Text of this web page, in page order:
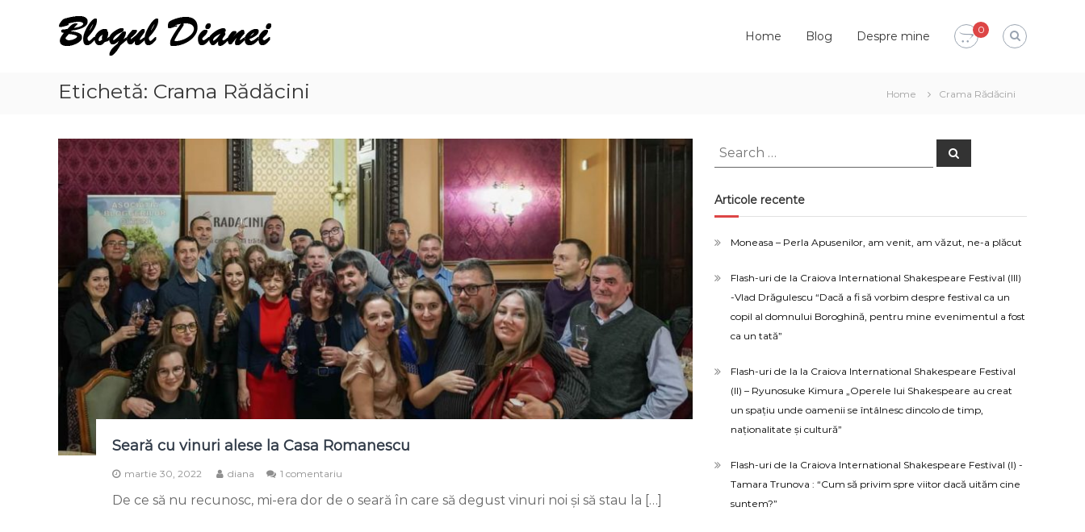
Blogul
Dianei
Blognotes
opinie,
alte
finețuri
Home Blog Despre mine 0
Etichetă: Crama Rădăcini Home Crama Rădăcini
Seară cu vinuri alese la Casa Romanescu
martie 30, 2022 diana 1 comentariu
cu
De ce să nu recunosc, mi-era dor de o seară în care să degust vinuri noi și să stau la […]
Search
for:
Search
Articole recente
Moneasa – Perla Apusenilor, am venit, am văzut, ne-a plăcut
Flash-uri de la Craiova International Shakespeare Festival (III)
-Vlad Drăgulescu “Dacă a fi să vorbim despre festival ca un
copil al domnului Boroghină, pentru mine evenimentul a fost
ca un tată”
Flash-uri de la la Craiova International Shakespeare Festival
(II) – Ryunosuke Kimura „Operele lui Shakespeare au creat
un spațiu unde oamenii se întâlnesc dincolo de timp,
naționalitate și cultură”
Flash-uri de la Craiova International Shakespeare Festival (I) -
Tamara Trunova : “Cum să privim spre viitor dacă uităm cine
suntem?”